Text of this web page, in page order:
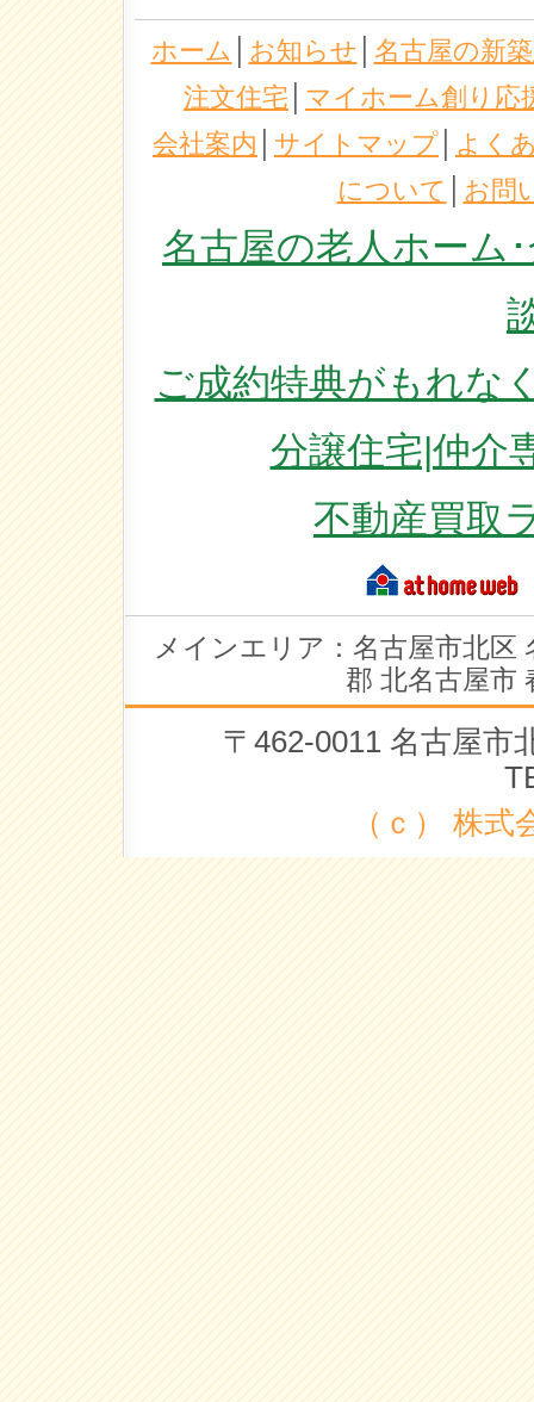
ホーム お知らせ
名古屋の新
注文住宅
マイホーム創り応
会社案内
サイトマップ
よく
について
お問
名古屋の老人ホーム
ご成約特典がもれな
分譲住宅|仲介
不動産買取
メインエリア：名古屋市北区
郡 北名古屋市
〒462-0011 名古屋市
（ｃ） 株